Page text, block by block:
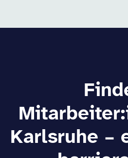
Karlsruhe –